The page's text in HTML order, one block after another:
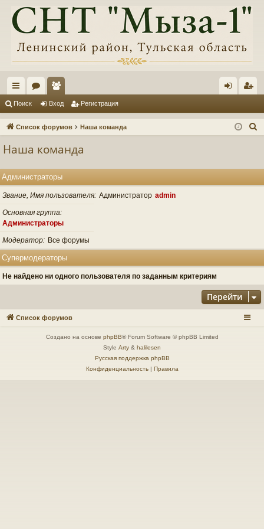
с
ы ум
ол
ьз
ел
и
д ис
Поиск Вход Регистрация
Список форумов Наша команда
Наша команда
Администраторы
Звание, Имя пользователя Администратор admin
Основная группа
Администраторы
Модератор Все форумы
Супермодераторы
Не найдено ни одного пользователя по заданным критериям
Перейти
Список форумов
Создано на основе phpBB® Forum Software © phpBB Limited
Style Arty & halilesen
Русская поддержка phpBB
Конфиденциальность| Правила